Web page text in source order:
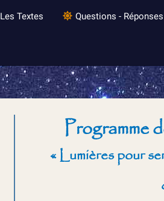
Les Textes Questions - Réponses
Programme
« Lumières pour